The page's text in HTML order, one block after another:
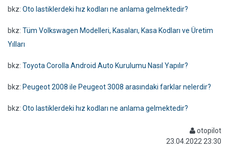
bkz: Oto lastiklerdeki hız kodları ne anlama gelmektedir?
bkz: Tüm Volkswagen Modelleri, Kasaları, Kasa Kodları ve Üretim
Yılları
bkz: Toyota Corolla Android Auto Kurulumu Nasıl Yapılır?
bkz: Peugeot 2008 ile Peugeot 3008 arasındaki farklar nelerdir?
bkz: Oto lastiklerdeki hız kodları ne anlama gelmektedir?
otopilot
23.04.2022 23:30